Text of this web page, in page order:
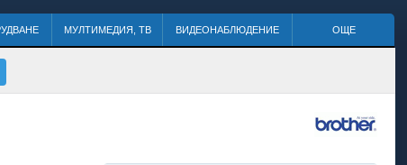
МУЛТИМЕДИЯ, ТВ ВИДЕОНАБЛЮДЕНИЕ ОЩЕ